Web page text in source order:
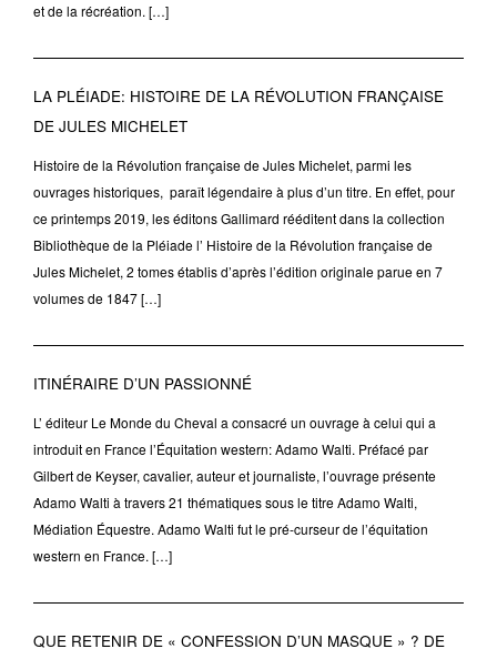
et de la récréation. […]
LA PLÉIADE: HISTOIRE DE LA RÉVOLUTION FRANÇAISE
DE JULES MICHELET
Histoire de la Révolution française de Jules Michelet, parmi les
ouvrages historiques, paraît légendaire à plus d’un titre. En effet, pour
ce printemps 2019, les éditons Gallimard rééditent dans la collection
Bibliothèque de la Pléiade l’ Histoire de la Révolution française de
Jules Michelet, 2 tomes établis d’après l’édition originale parue en 7
volumes de 1847 […]
ITINÉRAIRE D’UN PASSIONNÉ
L’ éditeur Le Monde du Cheval a consacré un ouvrage à celui qui a
introduit en France l’Équitation western: Adamo Walti. Préfacé par
Gilbert de Keyser, cavalier, auteur et journaliste, l’ouvrage présente
Adamo Walti à travers 21 thématiques sous le titre Adamo Walti,
Médiation Équestre. Adamo Walti fut le pré-curseur de l’équitation
western en France. […]
QUE RETENIR DE « CONFESSION D’UN MASQUE » ? DE